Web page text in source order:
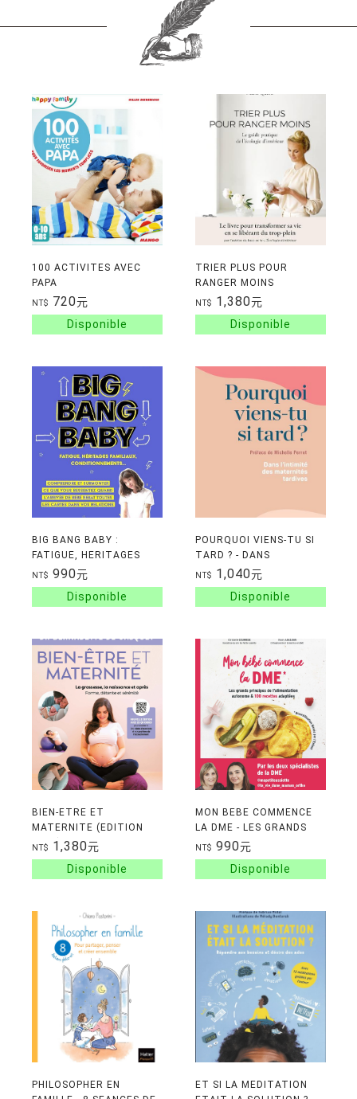
100 ACTIVITES AVEC
PAPA
NT$ 720元
TRIER PLUS POUR
RANGER MOINS
NT$ 1,380元
BIG BANG BABY :
FATIGUE, HERITAGES
FAMILIAUX,
CONDITIONNEMENTS... -
COMPRENDRE ET
NT$ 990元
POURQUOI VIENS-TU SI
TARD ? - DANS
L'INTIMITE DES
MATERNITES TARDIVES
NT$ 1,040元
BIEN-ETRE ET
MATERNITE (EDITION
2022)
NT$ 1,380元
MON BEBE COMMENCE
LA DME - LES GRANDS
PRINCIPES DE
L'ALIMENTATION
AUTONOME ET 100
NT$ 990元
PHILOSOPHER EN
ET SI LA MEDITATION